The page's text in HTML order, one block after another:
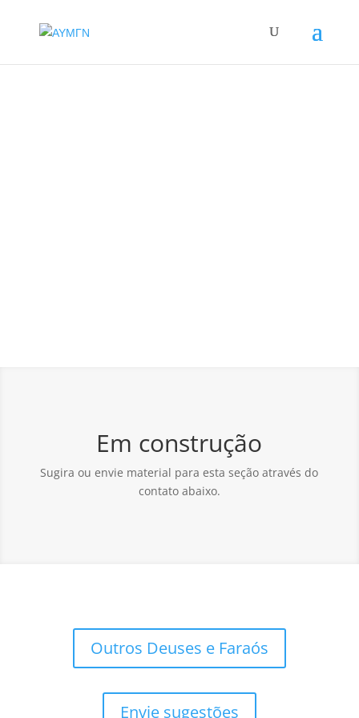
Em construção
Sugira ou envie material para esta seção através do
contato abaixo.
Outros Deuses e Faraós
Envie sugestões